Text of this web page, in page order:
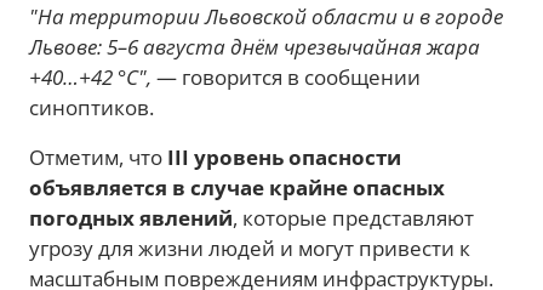
"На территории Львовской области и в городе
Львове: 5–6 августа днём чрезвычайная жара
+40…+42 °C", — говорится в сообщении
синоптиков.
Отметим, что III уровень опасности
объявляется в случае крайне опасных
погодных явлений, которые представляют
угрозу для жизни людей и могут привести к
масштабным повреждениям инфраструктуры.